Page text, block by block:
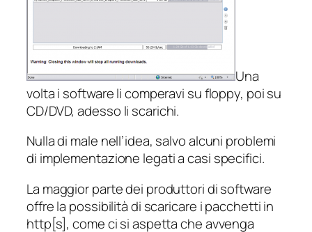
Una
volta i software li comperavi su floppy, poi su
CD/DVD, adesso li scarichi.
Nulla di male nell’idea, salvo alcuni problemi
di implementazione legati a casi specifici.
La maggior parte dei produttori di software
offre la possibilità di scaricare i pacchetti in
http[s], come ci si aspetta che avvenga